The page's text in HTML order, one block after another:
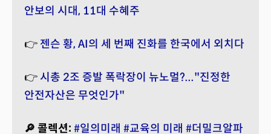
안보의 시대, 11대 수혜주
👉 젠슨 황, AI의 세 번째 진화를 한국에서 외치다
👉 시총 2조 증발 폭락장이 뉴노멀?..."진정한
안전자산은 무엇인가"
🔎 콜렉션: #일의미래 #교육의 미래 #더밀크알파